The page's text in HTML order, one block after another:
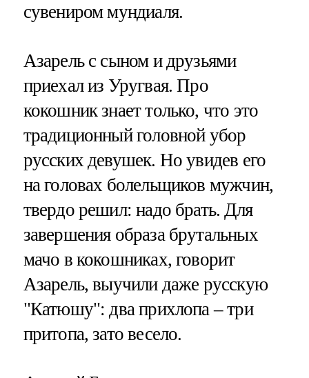
сувениром мундиаля.
Азарель с сыном и друзьями
приехал из Уругвая. Про
кокошник знает только, что это
традиционный головной убор
русских девушек. Но увидев его
на головах болельщиков мужчин,
твердо решил: надо брать. Для
завершения образа брутальных
мачо в кокошниках, говорит
Азарель, выучили даже русскую
"Катюшу": два прихлопа – три
притопа, зато весело.